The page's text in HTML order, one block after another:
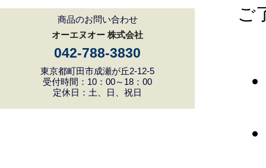
商品のお問い合わせ
オーエヌオー 株式会社
042-788-3830
東京都町田市成瀬が丘2-12-5
受付時間：10：00～18：00
定休日：土、日、祝日
ご